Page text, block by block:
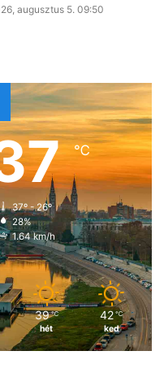
augusztus 5. 09:50
℃
37º - 26º
28%
1.64 km/h
39 ℃
hét
42 ℃
ked